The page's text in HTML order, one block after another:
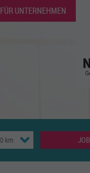
FÜR UNTERNEHMEN